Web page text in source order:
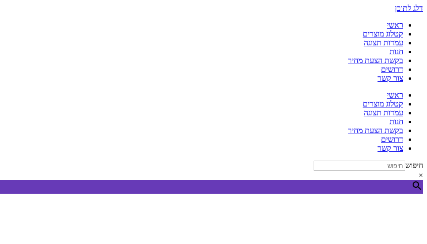
דלג לתוכן
ראשי
קטלוג מוצרים
עמדות תצוגה
חנות
בקשת הצעת מחיר
דרושים
צור קשר
ראשי
קטלוג מוצרים
עמדות תצוגה
חנות
בקשת הצעת מחיר
דרושים
צור קשר
חיפוש
×